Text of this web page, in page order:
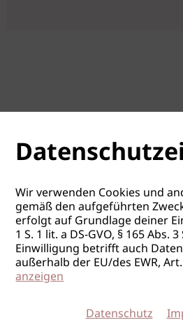
Wir verwenden Cookies und
gemäß den aufgeführten
erfolgt auf Grundlage deiner
1 S. 1 lit. a DS-GVO, § 165 Abs.
Einwilligung betrifft auch
außerhalb der EU/des EWR,
anzeigen
Datenschutz